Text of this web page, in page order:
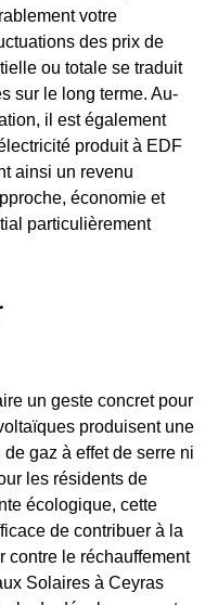
votre
des prix de
ou totale se traduit
sur le long terme. Au-
il est également
produit à EDF
ainsi un revenu
économie et
particulièrement
un geste concret pour
produisent une
gaz à effet de serre ni
les résidents de
écologique, cette
de contribuer à la
contre le réchauffement
Solaires à Ceyras